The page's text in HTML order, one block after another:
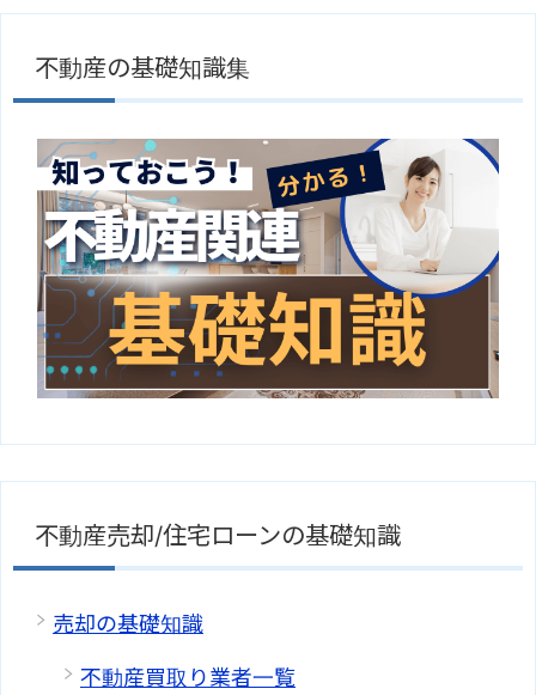
不動産の基礎知識集
不動産売却/住宅ローンの基礎知識
売却の基礎知識
不動産買取り業者一覧